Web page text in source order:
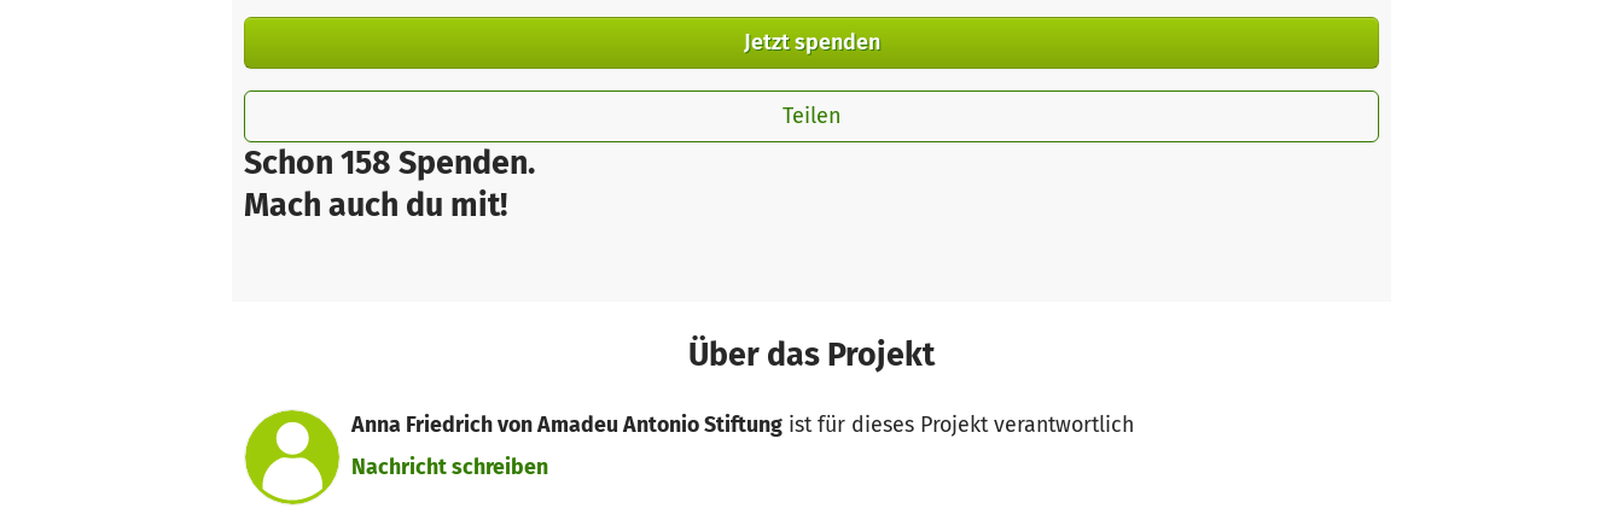
Schon 158 Spenden.
Mach auch du mit!
Jetzt spenden
Teilen
Über das Projekt
Anna Friedrich von Amadeu Antonio Stiftungist für dieses Projekt verantwortlich
Nachricht schreiben